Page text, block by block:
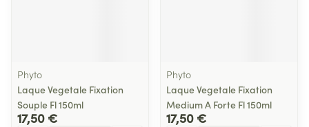
Phyto
Laque Vegetale Fixation
Souple Fl 150ml
17,50 €
Phyto
Laque Vegetale Fixation
Medium A Forte Fl 150ml
17,50 €